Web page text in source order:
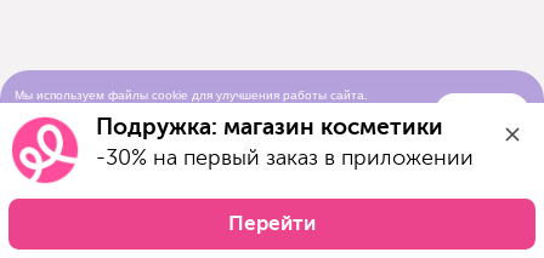
Мы используем файлы cookie для улучшения работы сайта.
использования cookie-файловПодружка: магазин косметики
-30% на первый заказ в приложении
Перейти